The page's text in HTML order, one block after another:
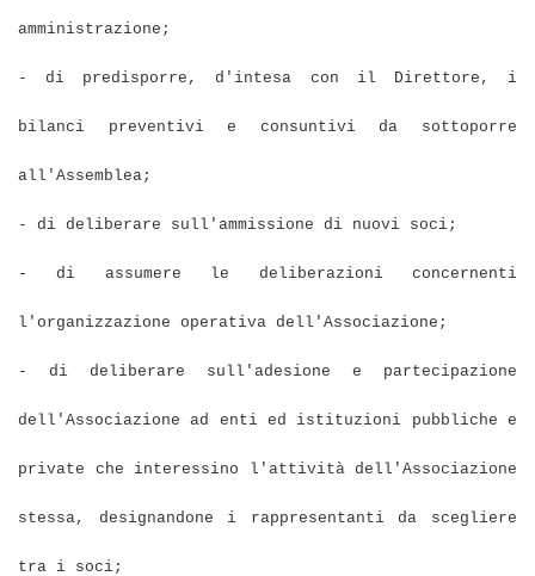
amministrazione;
- di predisporre, d'intesa con il Direttore, i
bilanci preventivi e consuntivi da sottoporre
all'Assemblea;
- di deliberare sull'ammissione di nuovi soci;
- di assumere le deliberazioni concernenti
l'organizzazione operativa dell'Associazione;
- di deliberare sull'adesione e partecipazione
dell'Associazione ad enti ed istituzioni pubbliche e
private che interessino l'attività dell'Associazione
stessa, designandone i rappresentanti da scegliere
tra i soci;